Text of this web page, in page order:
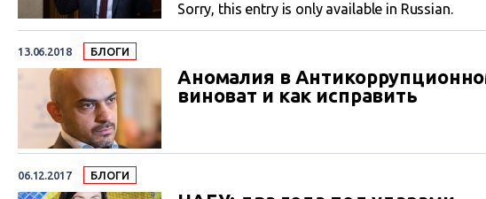
Sorry, this entry is only available in Russian.
13.06.2018 БЛОГИ
Аномалия в
виноват и как исправить
06.12.2017 БЛОГИ